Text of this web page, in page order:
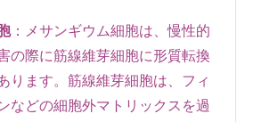
：メサンギウム細胞は、慢性的
の際に筋線維芽細胞に形質転換
ります。筋線維芽細胞は、フィ
などの細胞外マトリックスを過